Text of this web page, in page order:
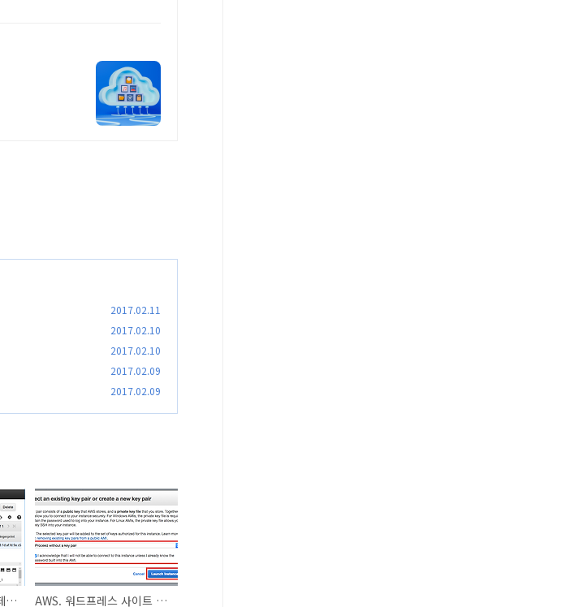
2017.02.11
2017.02.10
2017.02.10
2017.02.09
2017.02.09
AWS. EC2 Key Pair(키페어) 만들기. AWS. 워드프레스 사이트 간단 구축하기.